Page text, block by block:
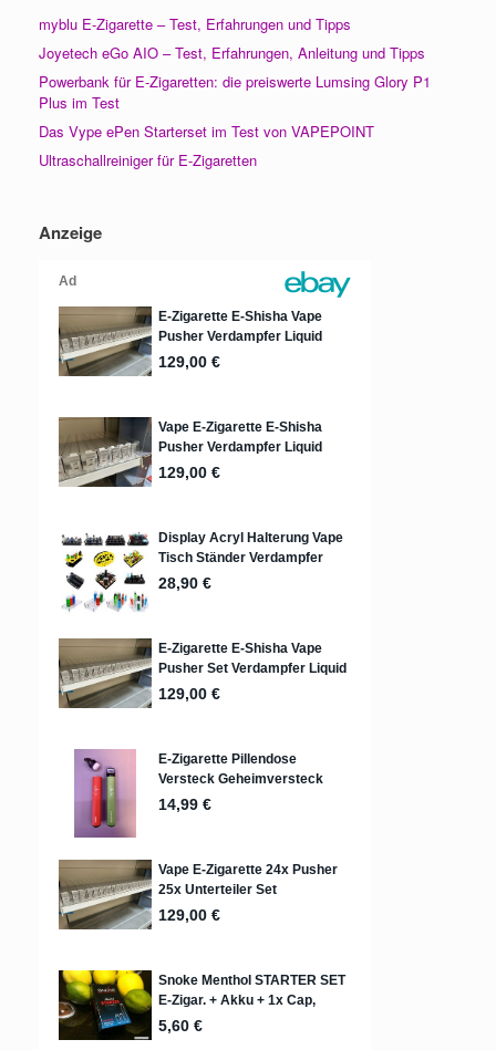
myblu E-Zigarette – Test, Erfahrungen und Tipps
Joyetech eGo AIO – Test, Erfahrungen, Anleitung und Tipps
Powerbank für E-Zigaretten: die preiswerte Lumsing Glory P1
Plus im Test
Das Vype ePen Starterset im Test von VAPEPOINT
Ultraschallreiniger für E-Zigaretten
Anzeige